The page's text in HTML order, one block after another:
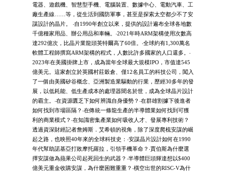
電器、遊戲機、智慧型手機、電腦裝置、數據中心、電動汽車、工
廠生產線……等，從生活到國防軍事，甚至是探索太空都少不了安
謀設計的晶片。 ‧自1990年創立以來，提供的設計遍布全球各地數
千億種家用品、辦公用品和車輛。‧2021年時ARM架構使用次數高
達292億次，比晶片業龍頭英特爾高了60倍。‧全球約有1,300萬名
軟體工程師撰寫ARM架構的程式，人數比許多國家的人口還多。‧
2023年在美國掛牌上市，成為當年全球最大規模IPO，市值達545
億美元。這家創立於英國村莊穀倉、僅12名員工的科技公司，闖入
了一個由美國矽谷概念、亞洲製造業驅動的行業，歷經30多年的發
展，以低耗能、低生產成本的處理器聞名於世，成為全球晶片設計
的霸主。‧在資源匱乏下如何辨識自身優勢？‧在群雄割據下後進者
如何找到市場區隔？‧在傳統一條龍生產的半導體業如何找到可獲
利的商業模式？‧在知識密集產業如何吸收人才、發展專利技術？
透過資深財經記者詹姆斯．艾希頓的視角，除了深度爬梳安謀的崛
起之路，也映照40年來的全球科技史：‧安謀晶片設計如何在1990
年代幫助諾基亞打敗摩托羅拉，引領手機革命？‧賈伯斯為什麼選
擇安謀做為蘋果公司起死回生的武器？‧半導體巨頭輝達想以$400
億美元重金收購安謀，為什麼困難重重？‧橫空出世的RISC-V為什